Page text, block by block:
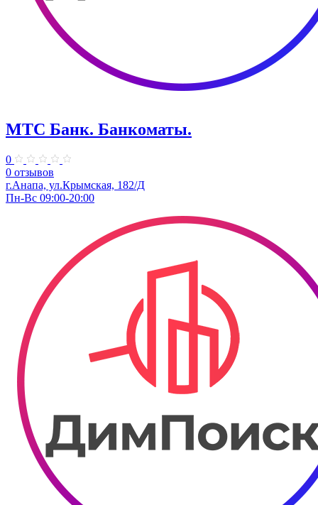
МТС Банк. Банкоматы.
0
0 отзывов
г.Анапа, ул.Крымская, 182/Д
Пн-Вс 09:00-20:00